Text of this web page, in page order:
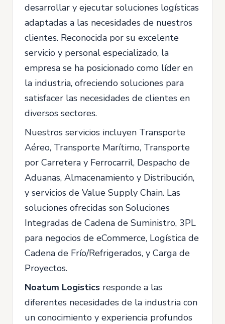
desarrollar y ejecutar soluciones logísticas
adaptadas a las necesidades de nuestros
clientes. Reconocida por su excelente
servicio y personal especializado, la
empresa se ha posicionado como líder en
la industria, ofreciendo soluciones para
satisfacer las necesidades de clientes en
diversos sectores.
Nuestros servicios incluyen Transporte
Aéreo, Transporte Marítimo, Transporte
por Carretera y Ferrocarril, Despacho de
Aduanas, Almacenamiento y Distribución,
y servicios de Value Supply Chain. Las
soluciones ofrecidas son Soluciones
Integradas de Cadena de Suministro, 3PL
para negocios de eCommerce, Logística de
Cadena de Frío/Refrigerados, y Carga de
Proyectos.
Noatum Logistics responde a las
diferentes necesidades de la industria con
un conocimiento y experiencia profundos